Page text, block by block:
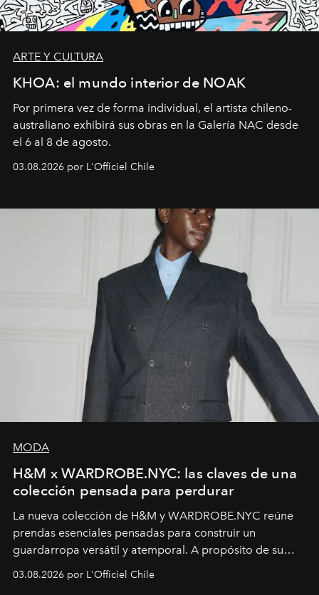
ARTE Y CULTURA
KHOA: el mundo interior de NOAK
Por primera vez de forma individual, el artista chileno-
australiano exhibirá sus obras en la Galería NAC desde
el 6 al 8 de agosto.
03.08.2026 por L'Officiel Chile
MODA
H&M x WARDROBE.NYC: las claves de una
colección pensada para perdurar
La nueva colección de H&M y WARDROBE.NYC reúne
prendas esenciales pensadas para construir un
guardarropa versátil y atemporal. A propósito de su
lanzamiento, los fundadores de la firma neoyorquina y
la asesora creativa y jefa de diseño global de la marca
03.08.2026 por L'Officiel Chile